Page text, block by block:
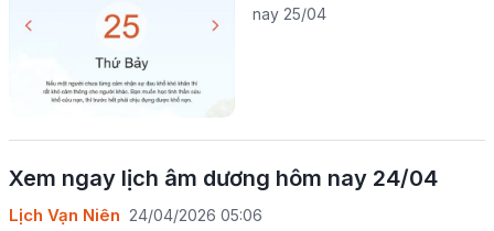
nay 25/04
Xem ngay lịch âm dương hôm nay 24/04
Lịch Vạn Niên 24/04/2026 05:06